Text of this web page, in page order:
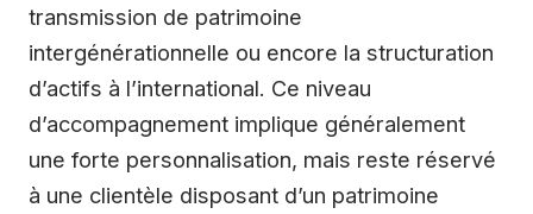
transmission de patrimoine
intergénérationnelle ou encore la structuration
d’actifs à l’international. Ce niveau
d’accompagnement implique généralement
une forte personnalisation, mais reste réservé
à une clientèle disposant d’un patrimoine